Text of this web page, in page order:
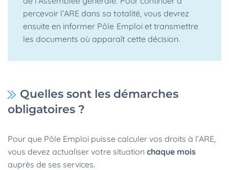
percevoir l’ARE dans sa totalité, vous devrez
ensuite en informer Pôle Emploi et transmettre
les documents où apparaît cette décision.
Quelles sont les démarches
obligatoires ?
Pour que Pôle Emploi puisse calculer vos droits à l’ARE,
vous devez actualiser votre situation chaque mois
auprès de ses services.